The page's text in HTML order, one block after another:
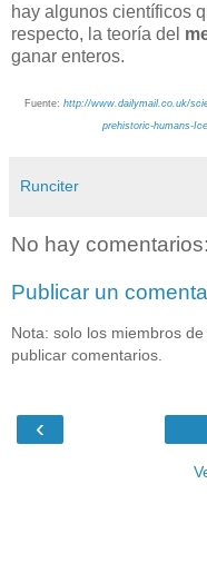
hay algunos científicos
respecto, la teoría del
ganar enteros.
Fuente: http://www.dailymail.co.uk/
prehistoric-humans-
Runciter
No hay comentarios:
Publicar un
Nota: solo los miembros
publicar comentarios.
‹